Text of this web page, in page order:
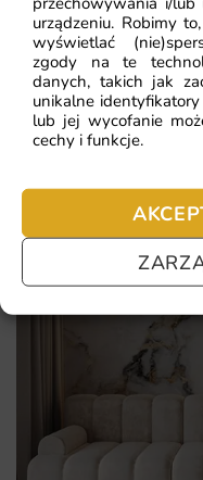
urządzeniu. Robimy
wyświetlać
zgody na te
danych, takich jak
unikalne
lub jej wycofanie
cechy i funkcje.
Łatwy montaż i
indywidualnych potrzeb.
Idealna do
domowe wnętrza.
Pomagamy i
nie chcesz czekać –